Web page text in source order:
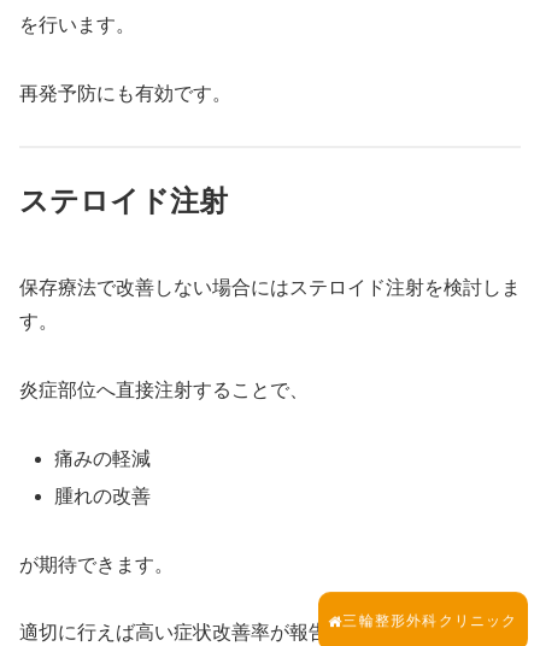
を行います。
再発予防にも有効です。
ステロイド注射
保存療法で改善しない場合にはステロイド注射を検討しま
す。
炎症部位へ直接注射することで、
痛みの軽減
腫れの改善
が期待できます。
適切に行えば高い症状改善率が報告されています。
三輪整形外科クリニック